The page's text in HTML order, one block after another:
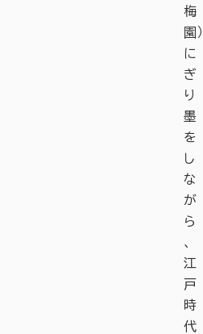
梅
園）
に
ぎ
り
墨
を
し
な
が
ら
、
江
戸
時
代